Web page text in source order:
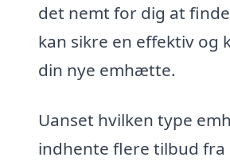
det nemt for dig at
kan sikre en effektiv
din nye emhætte.
Uanset hvilken type
indhente flere tilbud fra